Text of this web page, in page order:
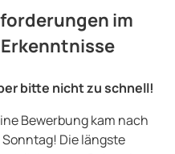
im
bitte nicht zu schnell!
Bewerbung kam nach
Die längste